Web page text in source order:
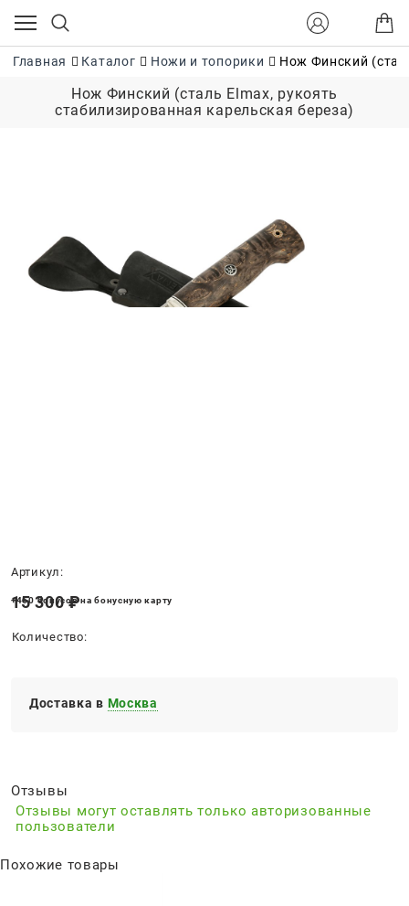
Главная Каталог Ножи и топорики Нож Финский
Нож Финский (сталь Elmax, рукоять
стабилизированная карельская береза)
Артикул:
15 300 ₽
+460 бонусов на бонусную карту
Количество:
Доставка в Москва
Отзывы
Отзывы могут оставлять только авторизованные
пользователи
Похожие товары